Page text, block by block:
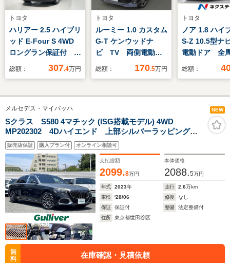
トヨタ
ハリアー 2.5 ハイブリ
ッド E-Four S 4WD
ロングラン保証付 ナ
ビ/バックカメラ デ
総額： 307.4万円
トヨタ
ルーミー 1.0 カスタム
G-T ケンウッドナ
ビ TV 両側電動ス
ライドドア クルーズ
総額： 170.5万円
トヨタ
ノア 1.8 ハイ
S-Z 10.5型ナ
電動ドア 全
ラ 衝突軽減
ゲート シー
ー ハーフレ
ト ドラレコ
ーセンサー
総額：
メルセデス・マイバッハ NEW
Sクラス S580 4マチック (ISG搭載モデル) 4WD
MP202302 4Dハイエンド 上部シルバーラッピング
左H
販売店保証 購入プラン付 オンライン相談可
支払総額
2099.8万円
本体価格
2088.5万円
年式 2023年 走行 2.6万km
車検
'28/06 修復
なし
保証
保証付 整備
法定整備付
住所
東京都世田谷区
無
料
在庫確認・見積依頼